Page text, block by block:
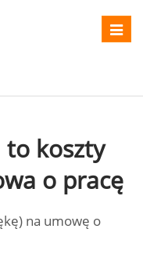
to koszty
o pracę
na umowę o